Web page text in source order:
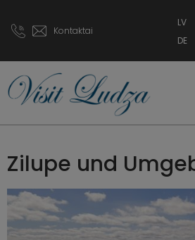
Kontaktai
LV
DE
Zilupe und